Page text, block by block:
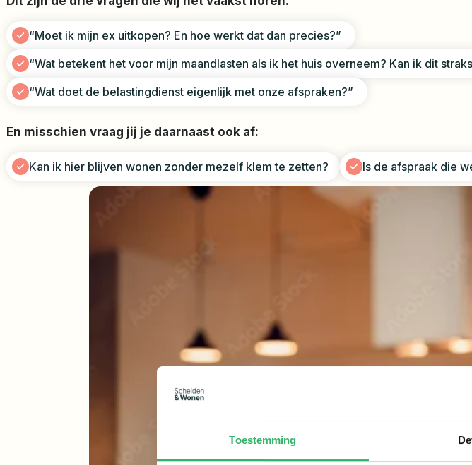
Toestemming
“Moet ik mijn ex uitkopen? En hoe werkt dat dan precies?”
“Wat betekent het voor mijn maandlasten als ik het huis overneem? Kan ik dit
“Wat doet de belastingdienst eigenlijk met onze afspraken?”
En misschien vraag jij je daarnaast ook af:
Kan ik hier blijven wonen zonder mezelf klem te zetten? Is de afspraak die